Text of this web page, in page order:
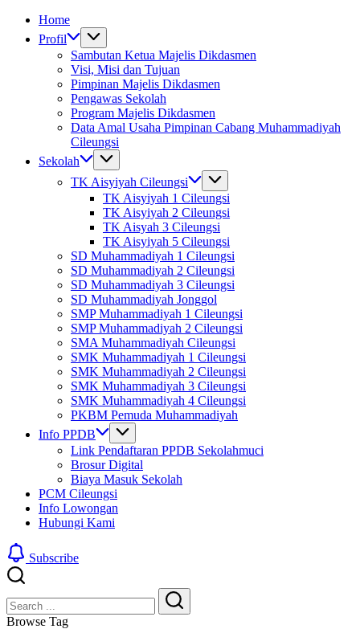
Home
Profil
Sambutan Ketua Majelis Dikdasmen
Visi, Misi dan Tujuan
Pimpinan Majelis Dikdasmen
Pengawas Sekolah
Program Majelis Dikdasmen
Data Amal Usaha Pimpinan Cabang Muhammadiyah
Cileungsi
Sekolah
TK Aisyiyah Cileungsi
TK Aisyiyah 1 Cileungsi
TK Aisyiyah 2 Cileungsi
TK Aisyah 3 Cileungsi
TK Aisyiyah 5 Cileungsi
SD Muhammadiyah 1 Cileungsi
SD Muhammadiyah 2 Cileungsi
SD Muhammadiyah 3 Cileungsi
SD Muhammadiyah Jonggol
SMP Muhammadiyah 1 Cileungsi
SMP Muhammadiyah 2 Cileungsi
SMA Muhammadiyah Cileungsi
SMK Muhammadiyah 1 Cileungsi
SMK Muhammadiyah 2 Cileungsi
SMK Muhammadiyah 3 Cileungsi
SMK Muhammadiyah 4 Cileungsi
PKBM Pemuda Muhammadiyah
Info PPDB
Link Pendaftaran PPDB Sekolahmuci
Brosur Digital
Biaya Masuk Sekolah
PCM Cileungsi
Info Lowongan
Hubungi Kami
Subscribe
Search
Search
Browse Tag